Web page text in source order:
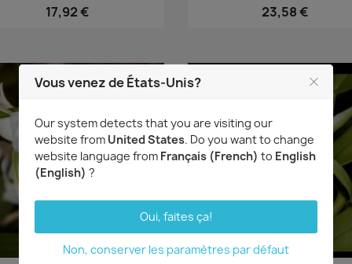
17,92 € 23,58 €
Vous venez de États-Unis?
Our system detects that you are visiting our
website from United States. Do you want to change
website language from Français (French) to English
(English) ?
Oui, faites ça!
Non, conserver les paramètres par défaut